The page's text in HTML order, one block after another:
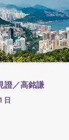
證／高銘謙
日